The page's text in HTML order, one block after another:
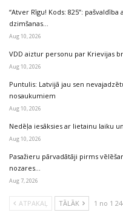
“Atver Rīgu! Kods: 825”:
dzimšanas…
Aug 10, 2026
VDD aiztur personu par Krievijas
Aug 10, 2026
Puntulis: Latvijā jau sen
nosaukumiem
Aug 10, 2026
Nedēļa iesāksies ar lietainu laiku
Aug 10, 2026
Pasažieru pārvadātāji pirms
nozares…
Aug 7, 2026
ATPAKAĻ TĀLĀK 1 no 1